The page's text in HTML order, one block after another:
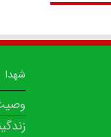
شهدا